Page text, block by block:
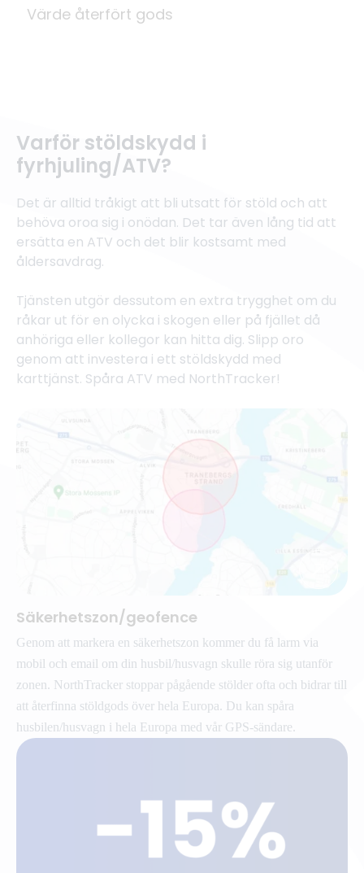
Värde återfört gods
Varför stöldskydd i
fyrhjuling/ATV?
Det är alltid tråkigt att bli utsatt för stöld och att
behöva oroa sig i onödan. Det tar även lång tid att
ersätta en ATV och det blir kostsamt med
åldersavdrag.
Tjänsten utgör dessutom en extra trygghet om du
råkar ut för en olycka i skogen eller på fjället då
anhöriga eller kollegor kan hitta dig. Slipp oro
genom att investera i ett stöldskydd med
karttjänst. Spåra ATV med NorthTracker!
Säkerhetszon/geofence
Genom att markera en säkerhetszon kommer du få larm via
mobil och email om din husbil/husvagn skulle röra sig utanför
zonen. NorthTracker stoppar pågående stölder ofta och bidrar till
att återfinna stöldgods över hela Europa. Du kan spåra
husbilen/husvagn i hela Europa med vår GPS-sändare.